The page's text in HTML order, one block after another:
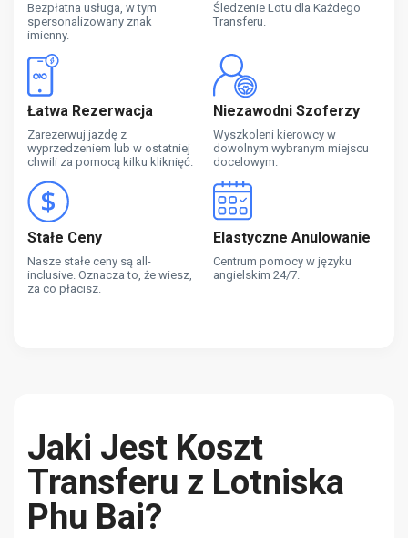
Bezpłatna usługa, w tym
spersonalizowany znak
imienny.
Śledzenie Lotu dla Każdego
Transferu.
Łatwa Rezerwacja
Zarezerwuj jazdę z
wyprzedzeniem lub w ostatniej
chwili za pomocą kilku kliknięć.
Niezawodni Szoferzy
Wyszkoleni kierowcy w
dowolnym wybranym miejscu
docelowym.
Stałe Ceny
Nasze stałe ceny są all-
inclusive. Oznacza to, że wiesz,
za co płacisz.
Elastyczne Anulowanie
Centrum pomocy w języku
angielskim 24/7.
Jaki Jest Koszt
Transferu z Lotniska
Phu Bai?